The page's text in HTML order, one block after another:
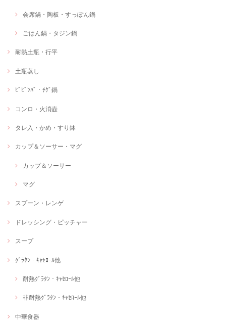
会席鍋・陶板・すっぽん鍋
ごはん鍋・タジン鍋
耐熱土瓶・行平
土瓶蒸し
ﾋﾞﾋﾞﾝﾊﾞ・ﾁｹﾞ鍋
コンロ・火消壺
タレ入・かめ・すり鉢
カップ＆ソーサー・マグ
カップ＆ソーサー
マグ
スプーン・レンゲ
ドレッシング・ピッチャー
スープ
ｸﾞﾗﾀﾝ・ｷｬｾﾛｰﾙ他
耐熱ｸﾞﾗﾀﾝ・ｷｬｾﾛｰﾙ他
非耐熱ｸﾞﾗﾀﾝ・ｷｬｾﾛｰﾙ他
中華食器